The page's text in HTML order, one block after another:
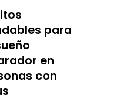
para
en
con